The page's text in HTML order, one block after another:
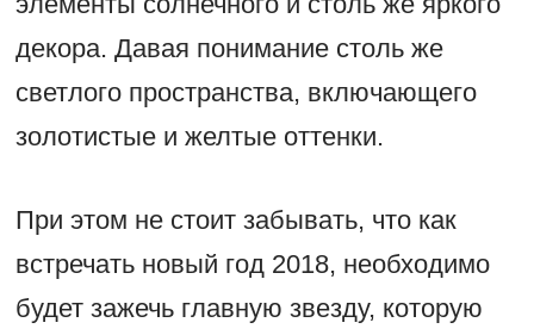
декора. Давая понимание столь же
светлого пространства, включающего
золотистые и желтые оттенки.
При этом не стоит забывать, что как
встречать новый год 2018, необходимо
будет зажечь главную звезду, которую